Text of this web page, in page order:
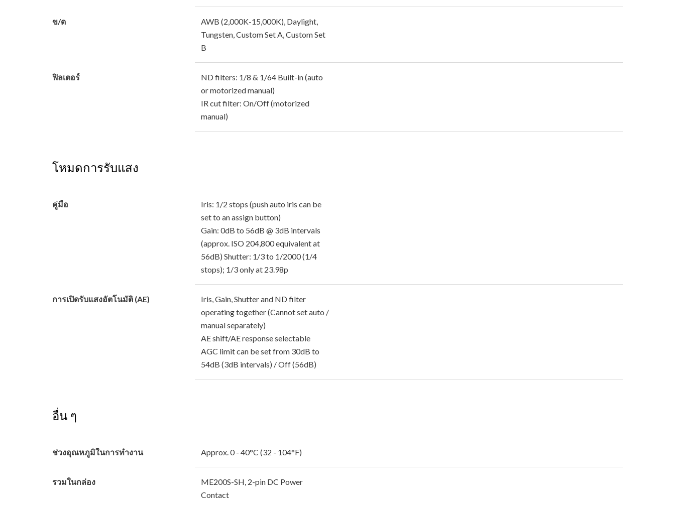
ข/ด
AWB (2,000K-15,000K), Daylight,
Tungsten, Custom Set A, Custom Set
B
ฟิลเตอร์
ND filters: 1/8 & 1/64 Built-in (auto
or motorized manual)
IR cut filter: On/Off (motorized
manual)
โหมดการรับแสง
คู่มือ
Iris: 1/2 stops (push auto iris can be
set to an assign button)
Gain: 0dB to 56dB @ 3dB intervals
(approx. ISO 204,800 equivalent at
56dB) Shutter: 1/3 to 1/2000 (1/4
stops); 1/3 only at 23.98p
การเปิดรับแสงอัตโนมัติ (AE)
Iris, Gain, Shutter and ND filter
operating together (Cannot set auto /
manual separately)
AE shift/AE response selectable
AGC limit can be set from 30dB to
54dB (3dB intervals) / Off (56dB)
อื่น ๆ
ช่วงอุณหภูมิในการทำงาน Approx. 0 - 40°C (32 - 104°F)
รวมในกล่อง
ME200S-SH, 2-pin DC Power
Contact